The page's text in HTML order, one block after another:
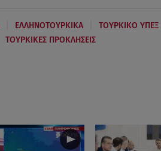
ΕΛΛΗΝΟΤΟΥΡΚΙΚΑ ΤΟΥΡΚΙΚΟ ΥΠΕΞ
ΤΟΥΡΚΙΚΕΣ ΠΡΟΚΛΗΣΕΙΣ